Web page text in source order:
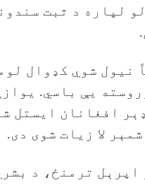
لپاره د ثبت
نیول شوي کډوال
ډېر افغانان ایستل
لا زیات شوی دی.
اپرېل ترمنځ، د